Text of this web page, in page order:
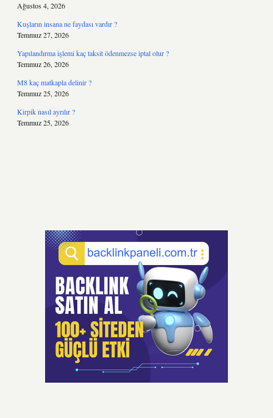
Ağustos 4, 2026
Kuşların insana ne faydası vardır ?
Temmuz 27, 2026
Yapılandırma işlemi kaç taksit ödenmezse iptal olur ?
Temmuz 26, 2026
M8 kaç matkapla delinir ?
Temmuz 25, 2026
Kirpik nasıl ayrılır ?
Temmuz 25, 2026